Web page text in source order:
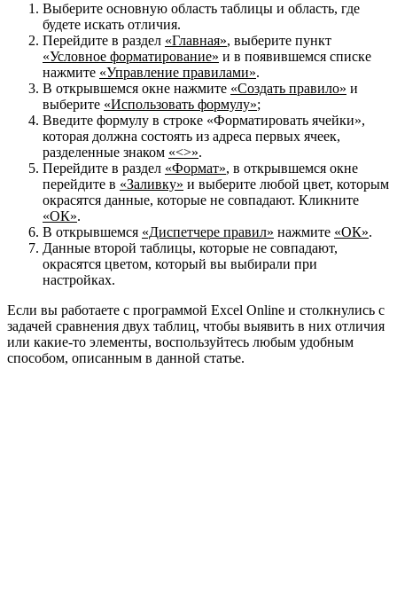
Выберите основную область таблицы и область, где
будете искать отличия.
Перейдите в раздел «Главная», выберите пункт
«Условное форматирование» и в появившемся списке
нажмите «Управление правилами».
В открывшемся окне нажмите «Создать правило» и
выберите «Использовать формулу»;
Введите формулу в строке «Форматировать ячейки»,
которая должна состоять из адреса первых ячеек,
разделенные знаком «<>».
Перейдите в раздел «Формат», в открывшемся окне
перейдите в «Заливку» и выберите любой цвет, которым
окрасятся данные, которые не совпадают. Кликните
«ОК».
В открывшемся «Диспетчере правил» нажмите «ОК».
Данные второй таблицы, которые не совпадают,
окрасятся цветом, который вы выбирали при
настройках.
Если вы работаете с программой Excel Online и столкнулись с
задачей сравнения двух таблиц, чтобы выявить в них отличия
или какие-то элементы, воспользуйтесь любым удобным
способом, описанным в данной статье.